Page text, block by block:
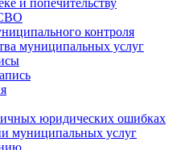
и попечительству
контроля
муниципальных услуг
юридических ошибках
муниципальных услуг